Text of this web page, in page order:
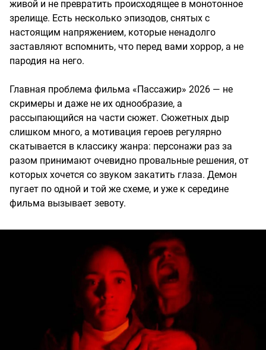
живой и не превратить происходящее в монотонное
зрелище. Есть несколько эпизодов, снятых с
настоящим напряжением, которые ненадолго
заставляют вспомнить, что перед вами хоррор, а не
пародия на него.
Главная проблема фильма «Пассажир» 2026 — не
скримеры и даже не их однообразие, а
рассыпающийся на части сюжет. Сюжетных дыр
слишком много, а мотивация героев регулярно
скатывается в классику жанра: персонажи раз за
разом принимают очевидно провальные решения, от
которых хочется со звуком закатить глаза. Демон
пугает по одной и той же схеме, и уже к середине
фильма вызывает зевоту.